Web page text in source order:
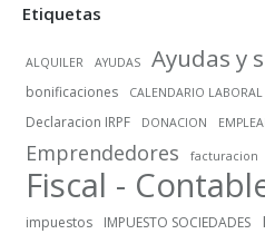
Etiquetas
ALQUILER AYUDAS Ayudas y
bonificaciones CALENDARIO LABORAL
Declaracion IRPF DONACION
Emprendedores facturacion
Fiscal -
impuestos
IMPUESTO SOCIEDADES